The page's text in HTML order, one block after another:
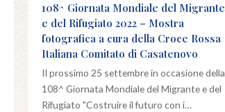
108^ Giornata Mondiale del Migrante
e del Rifugiato 2022 – Mostra
fotografica a cura della Croce Rossa
Italiana Comitato di Casatenovo
Il prossimo 25 settembre in occasione della
108^ Giornata Mondiale del Migrante e del
Rifugiato "Costruire il futuro con i…